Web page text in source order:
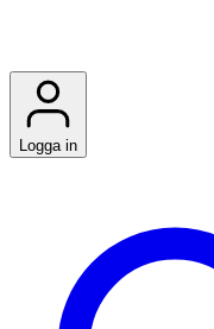
Logga in